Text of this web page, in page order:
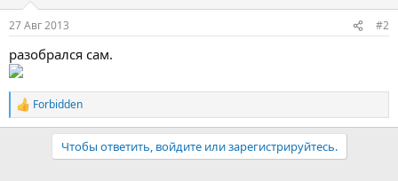
27 Авг 2013 #2
разобрался сам.
Р
е
Forbidden
Чтобы ответить, войдите или зарегистрируйтесь.